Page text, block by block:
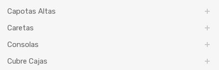
Capotas Altas
Caretas
Consolas
Cubre Cajas